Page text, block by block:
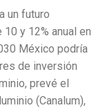
un futuro
y 12% anual en
México podría
de inversión
prevé el
(Canalum),